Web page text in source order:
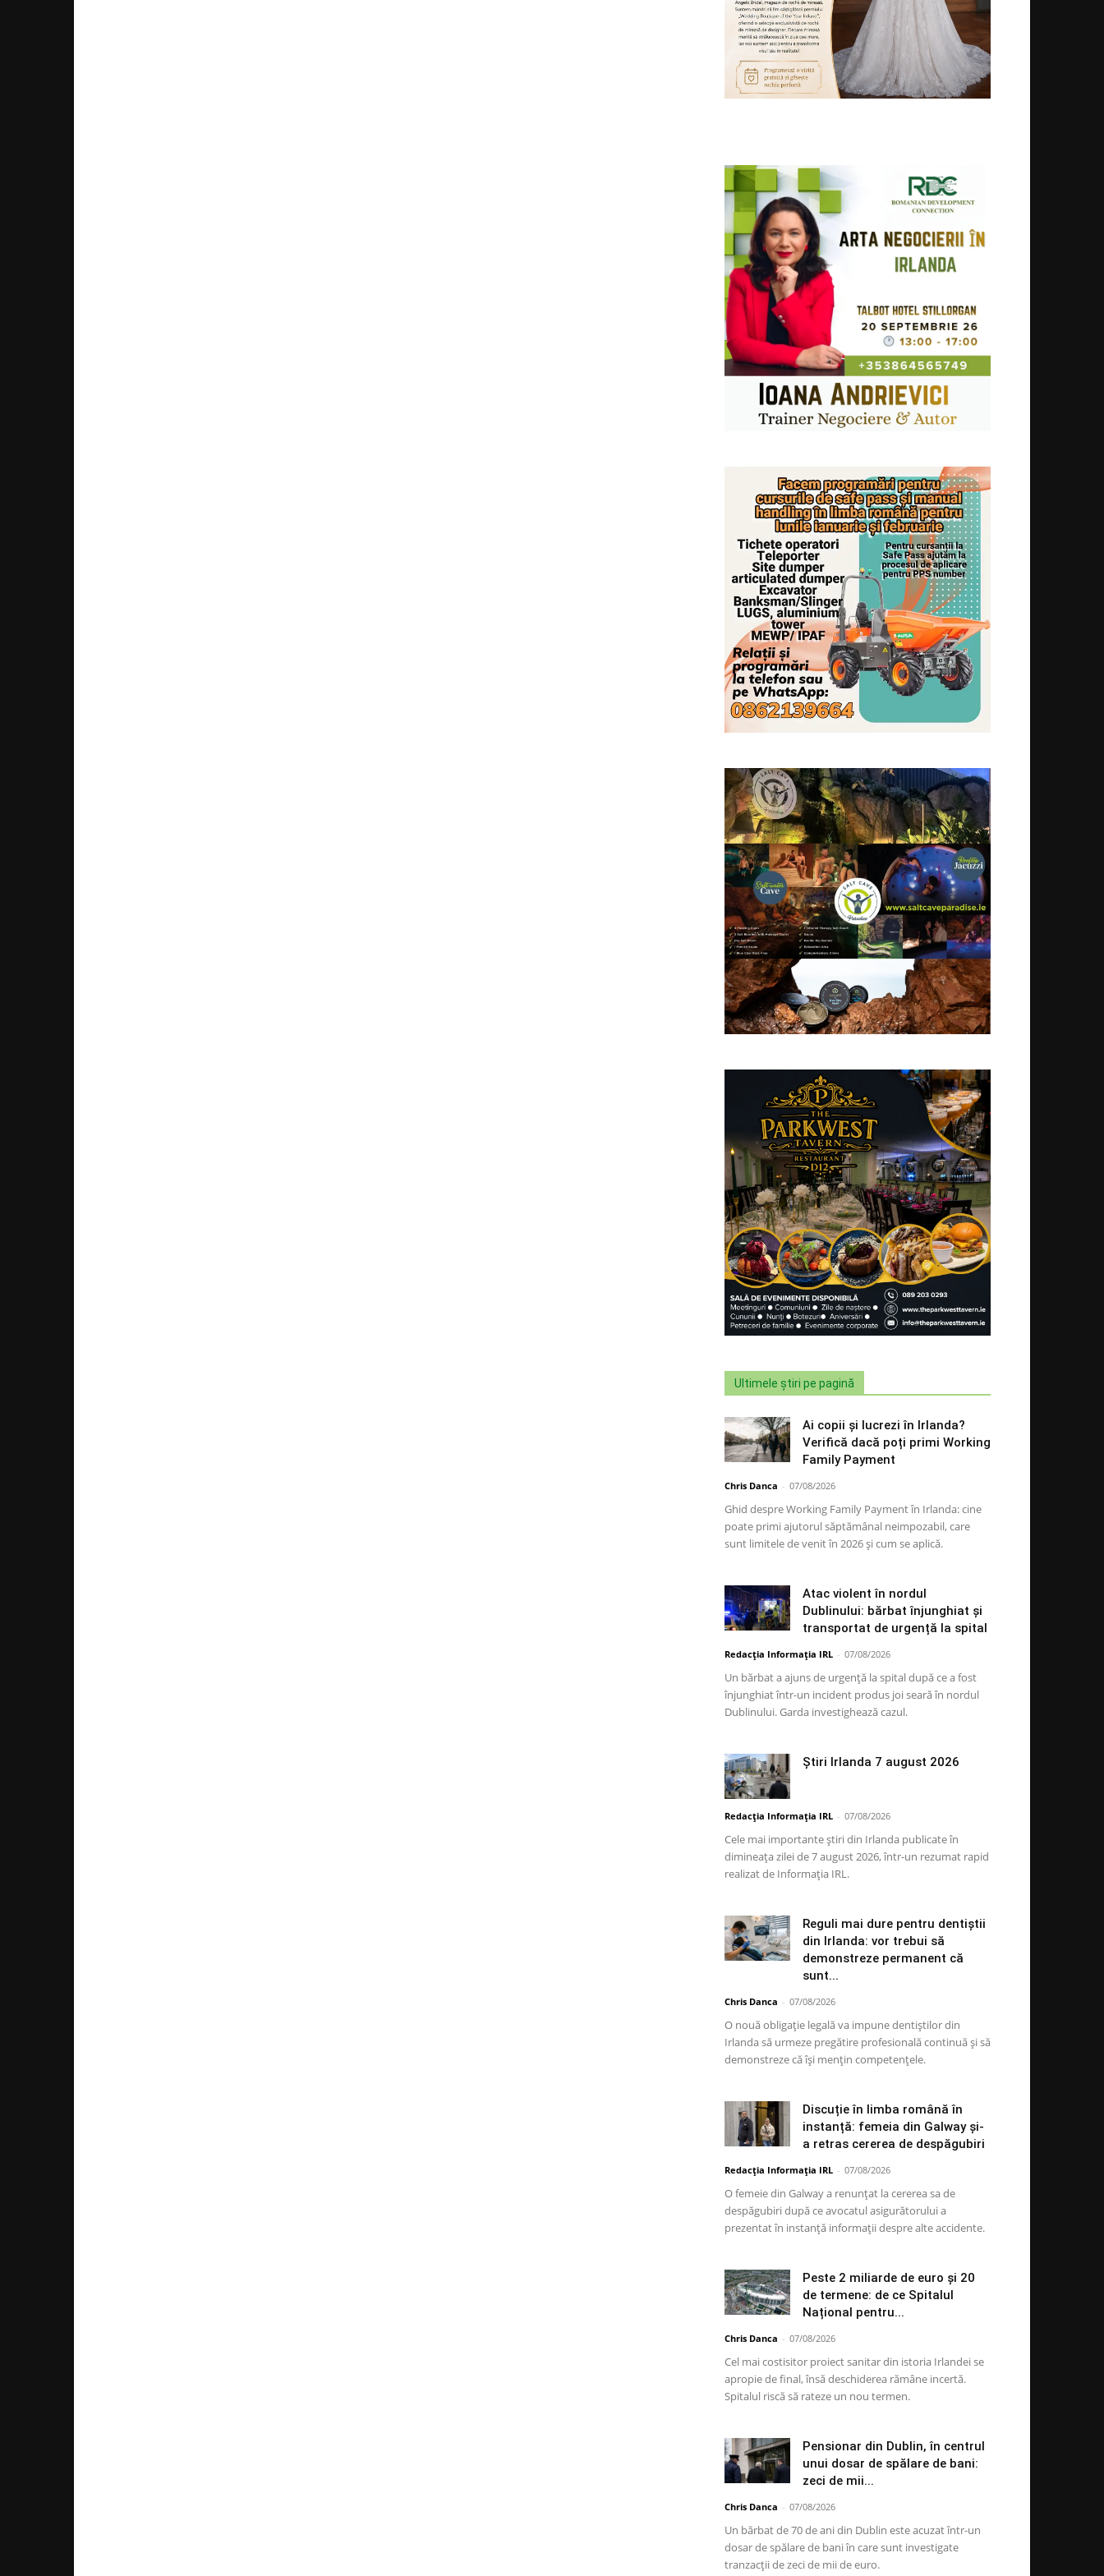
Ultimele știri pe pagină
Ai copii și lucrezi în Irlanda?
Verifică dacă poți primi Working
Family Payment
Chris Danca - 07/08/2026
Ghid despre Working Family Payment în Irlanda: cine
poate primi ajutorul săptămânal neimpozabil, care
sunt limitele de venit în 2026 și cum se aplică.
Atac violent în nordul
Dublinului: bărbat înjunghiat și
transportat de urgență la spital
Redacția Informația IRL - 07/08/2026
Un bărbat a ajuns de urgență la spital după ce a fost
înjunghiat într-un incident produs joi seară în nordul
Dublinului. Garda investighează cazul.
Știri Irlanda 7 august 2026
Redacția Informația IRL - 07/08/2026
Cele mai importante știri din Irlanda publicate în
dimineața zilei de 7 august 2026, într-un rezumat rapid
realizat de Informația IRL.
Reguli mai dure pentru dentiștii
din Irlanda: vor trebui să
demonstreze permanent că
sunt...
Chris Danca - 07/08/2026
O nouă obligație legală va impune dentiștilor din
Irlanda să urmeze pregătire profesională continuă și să
demonstreze că își mențin competențele.
Discuție în limba română în
instanță: femeia din Galway și-
a retras cererea de despăgubiri
Redacția Informația IRL - 07/08/2026
O femeie din Galway a renunțat la cererea sa de
despăgubiri după ce avocatul asigurătorului a
prezentat în instanță informații despre alte accidente.
Peste 2 miliarde de euro și 20
de termene: de ce Spitalul
Național pentru...
Chris Danca - 07/08/2026
Cel mai costisitor proiect sanitar din istoria Irlandei se
apropie de final, însă deschiderea rămâne incertă.
Spitalul riscă să rateze un nou termen.
Pensionar din Dublin, în centrul
unui dosar de spălare de bani:
zeci de mii...
Chris Danca - 07/08/2026
Un bărbat de 70 de ani din Dublin este acuzat într-un
dosar de spălare de bani în care sunt investigate
tranzacții de zeci de mii de euro.